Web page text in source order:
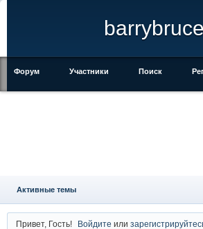
barrybruce
Форум Участники Поиск
Активные темы
Привет, Гость! Войдите или